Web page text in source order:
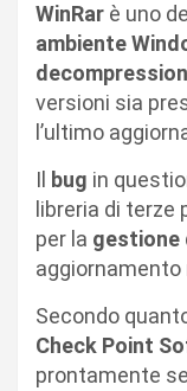
WinRar è uno
ambiente
versioni sia
l’ultimo
Il bug in
libreria di terze
per la gestione
aggiornamento
Secondo
Check Point
prontamente